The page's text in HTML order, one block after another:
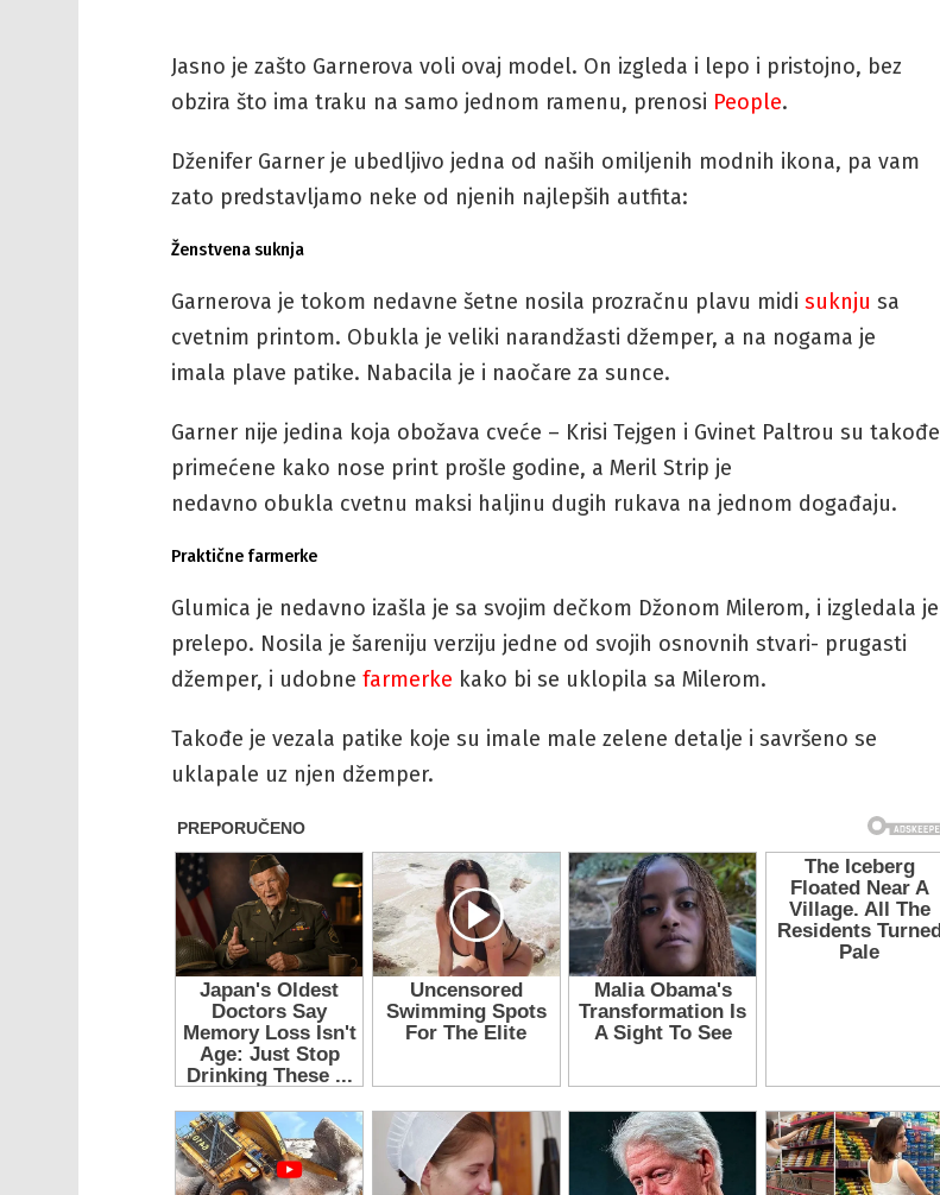
Jasno je zašto Garnerova voli ovaj model. On izgleda i lepo i pristojno, bez
obzira što ima traku na samo jednom ramenu, prenosi People.
Dženifer Garner je ubedljivo jedna od naših omiljenih modnih ikona, pa vam
zato predstavljamo neke od njenih najlepših autfita:
Ženstvena suknja
Garnerova je tokom nedavne šetne nosila prozračnu plavu midi suknju sa
cvetnim printom. Obukla je veliki narandžasti džemper, a na nogama je
imala plave patike. Nabacila je i naočare za sunce.
Garner nije jedina koja obožava cveće – Krisi Tejgen i Gvinet Paltrou su takođe
primećene kako nose print prošle godine, a Meril Strip je
nedavno obukla cvetnu maksi haljinu dugih rukava na jednom događaju.
Praktične farmerke
Glumica je nedavno izašla je sa svojim dečkom Džonom Milerom, i izgledala je
prelepo. Nosila je šareniju verziju jedne od svojih osnovnih stvari- prugasti
džemper, i udobne farmerke kako bi se uklopila sa Milerom.
Takođe je vezala patike koje su imale male zelene detalje i savršeno se
uklapale uz njen džemper.